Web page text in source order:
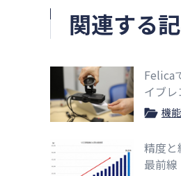
関連する
Felica
イブレ
機
精度と
最前線